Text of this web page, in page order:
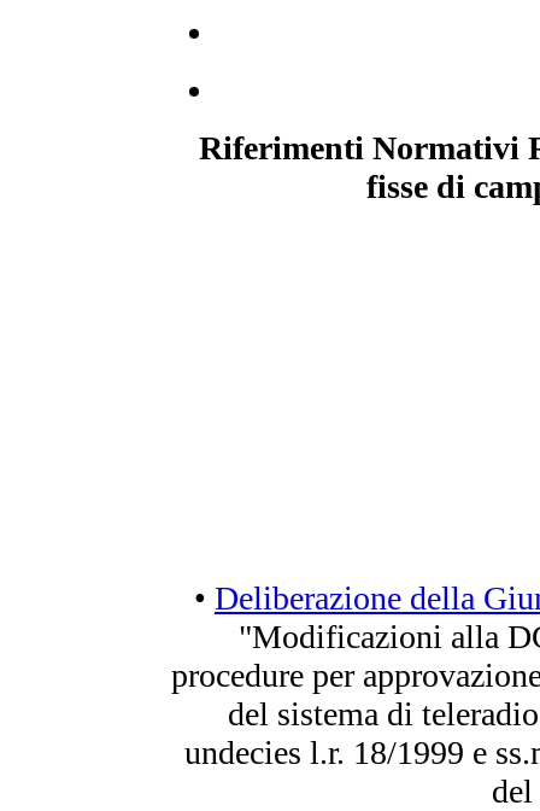
Riferimenti Normativi
fisse di
• Deliberazione della
"Modificazioni alla
procedure per
del sistema di
undecies l.r. 18/1999 e